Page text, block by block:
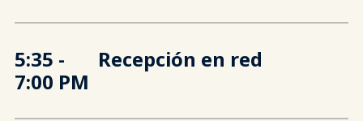
5:35 -
7:00 PM
Recepción en red